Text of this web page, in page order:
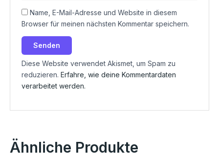
Name, E-Mail-Adresse und Website in diesem
Browser für meinen nächsten Kommentar speichern.
Diese Website verwendet Akismet, um Spam zu
reduzieren.Erfahre, wie deine Kommentardaten
verarbeitet werden.
Ähnliche Produkte